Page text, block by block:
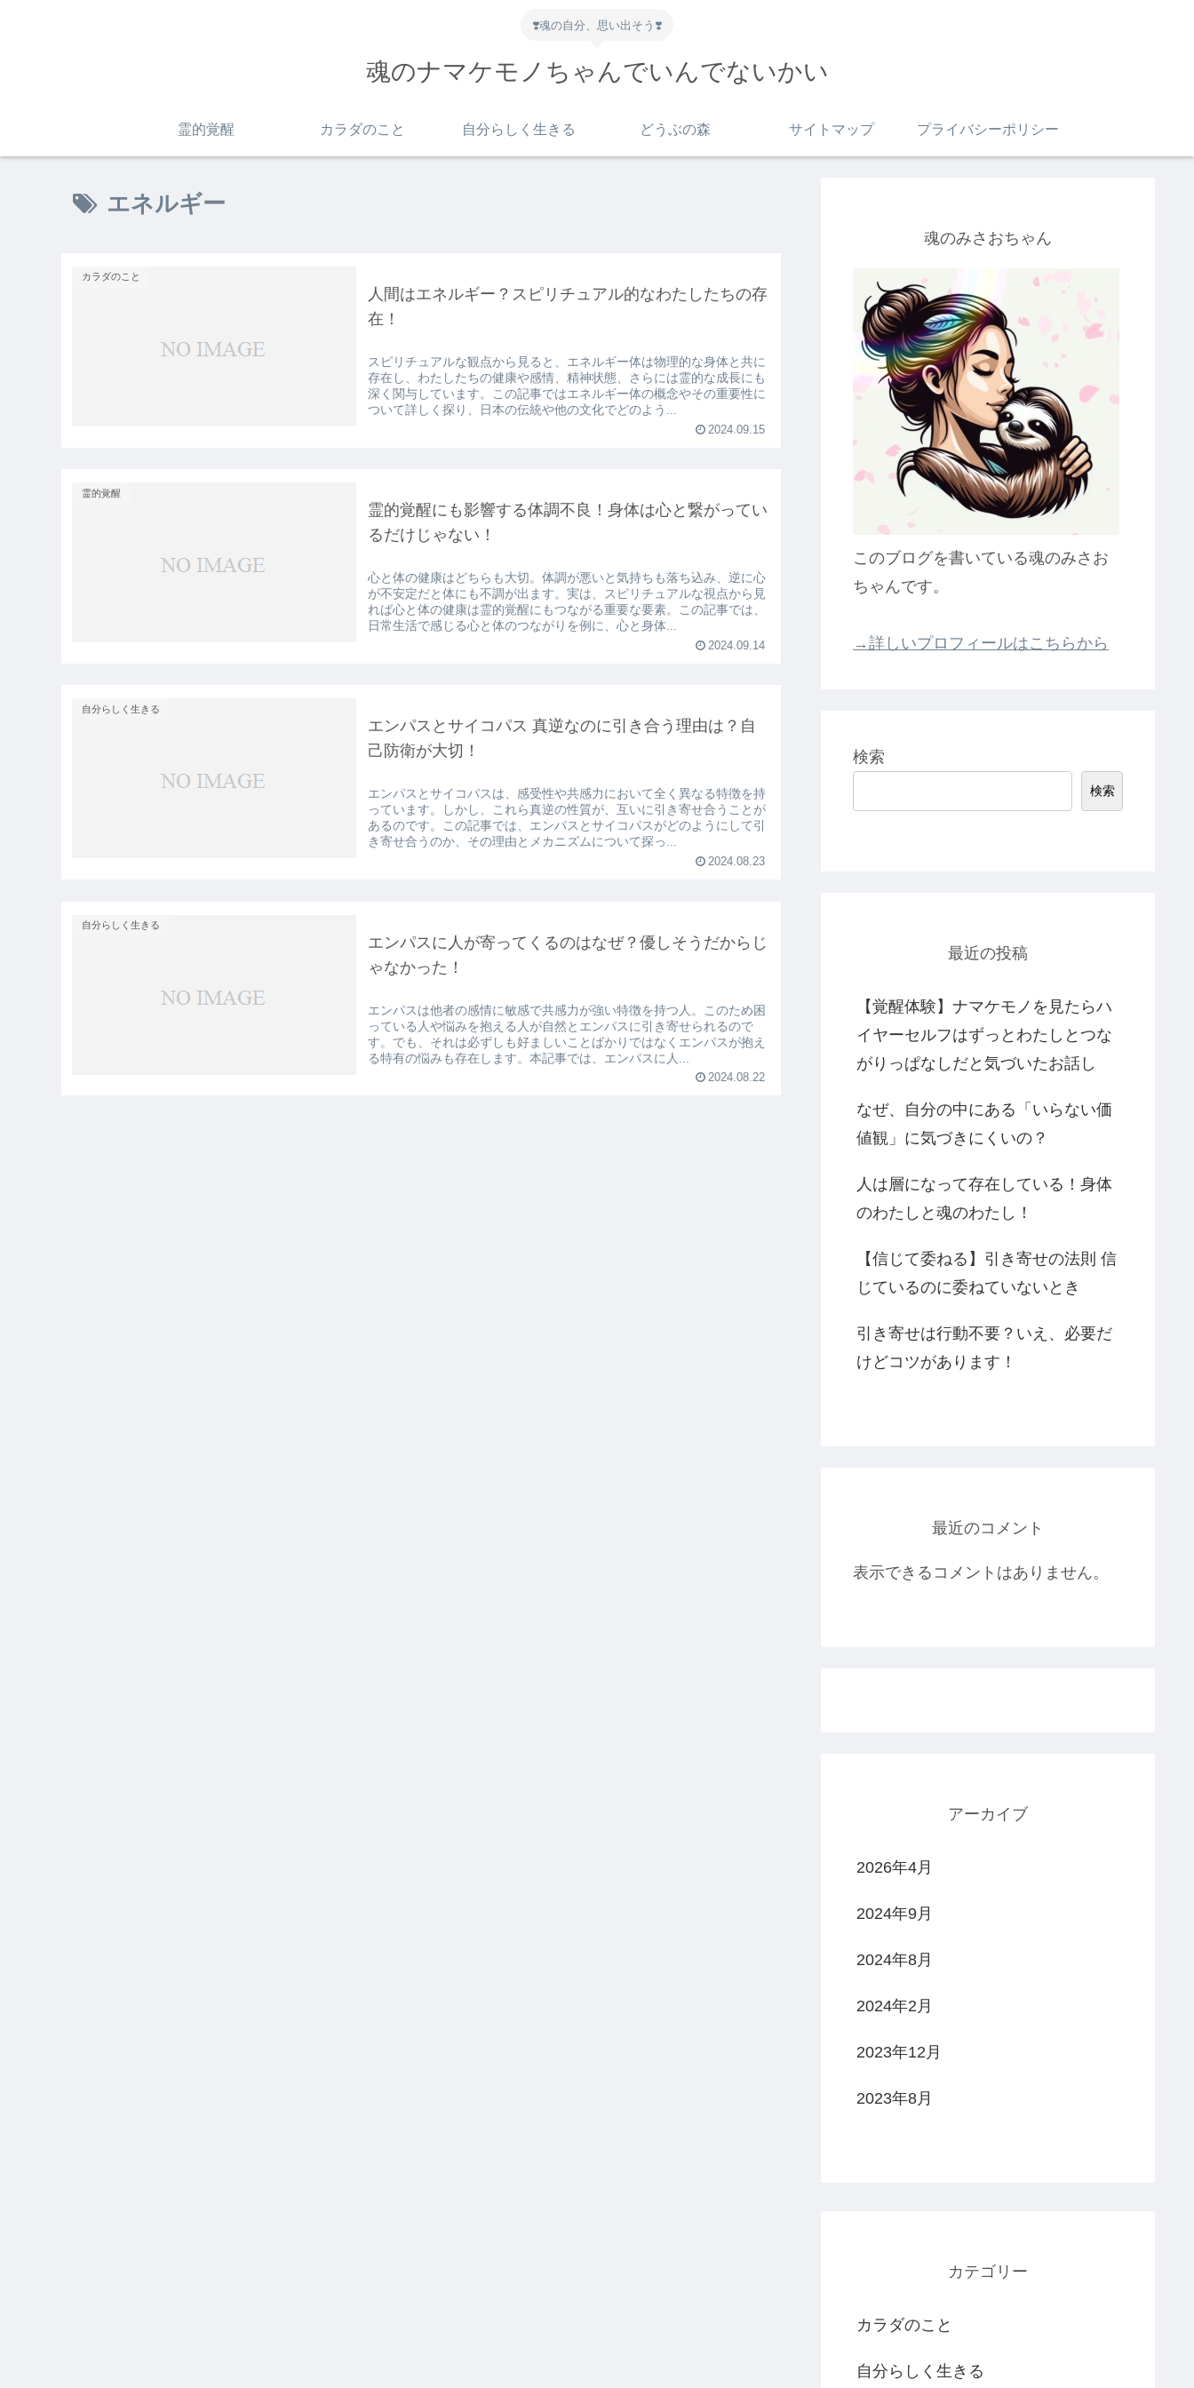
❣️魂の自分、思い出そう❣️
魂のナマケモノちゃんでいんでないかい
霊的覚醒 カラダのこと 自分らしく生きる どうぶの森 サイトマップ プライバシーポリシー
エネルギー
カラダのこと
人間はエネルギー？スピリチュアル的なわたしたちの存
在！
スピリチュアルな観点から見ると、エネルギー体は物理的な身体と共に
存在し、わたしたちの健康や感情、精神状態、さらには霊的な成長にも
深く関与しています。この記事ではエネルギー体の概念やその重要性に
ついて詳しく探り、日本の伝統や他の文化でどのよう...
2024.09.15
霊的覚醒
霊的覚醒にも影響する体調不良！身体は心と繋がってい
るだけじゃない！
心と体の健康はどちらも大切。体調が悪いと気持ちも落ち込み、逆に心
が不安定だと体にも不調が出ます。実は、スピリチュアルな視点から見
れば心と体の健康は霊的覚醒にもつながる重要な要素。この記事では、
日常生活で感じる心と体のつながりを例に、心と身体...
2024.09.14
自分らしく生きる
エンパスとサイコパス 真逆なのに引き合う理由は？自
己防衛が大切！
エンパスとサイコパスは、感受性や共感力において全く異なる特徴を持
っています。しかし、これら真逆の性質が、互いに引き寄せ合うことが
あるのです。この記事では、エンパスとサイコパスがどのようにして引
き寄せ合うのか、その理由とメカニズムについて探っ...
2024.08.23
自分らしく生きる
エンパスに人が寄ってくるのはなぜ？優しそうだからじ
ゃなかった！
エンパスは他者の感情に敏感で共感力が強い特徴を持つ人。このため困
っている人や悩みを抱える人が自然とエンパスに引き寄せられるので
す。でも、それは必ずしも好ましいことばかりではなくエンパスが抱え
る特有の悩みも存在します。本記事では、エンパスに人...
2024.08.22
魂のみさおちゃん
このブログを書いている魂のみさお
ちゃんです。
→詳しいプロフィールはこちらから
検索
検索
最近の投稿
【覚醒体験】ナマケモノを見たらハ
イヤーセルフはずっとわたしとつな
がりっぱなしだと気づいたお話し
なぜ、自分の中にある「いらない価
値観」に気づきにくいの？
人は層になって存在している！身体
のわたしと魂のわたし！
【信じて委ねる】引き寄せの法則 信
じているのに委ねていないとき
引き寄せは行動不要？いえ、必要だ
けどコツがあります！
最近のコメント
表示できるコメントはありません。
アーカイブ
2026年4月
2024年9月
2024年8月
2024年2月
2023年12月
2023年8月
カテゴリー
カラダのこと
自分らしく生きる